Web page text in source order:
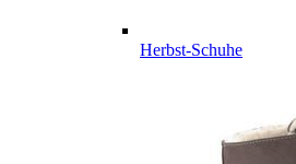
Herbst-Schuhe